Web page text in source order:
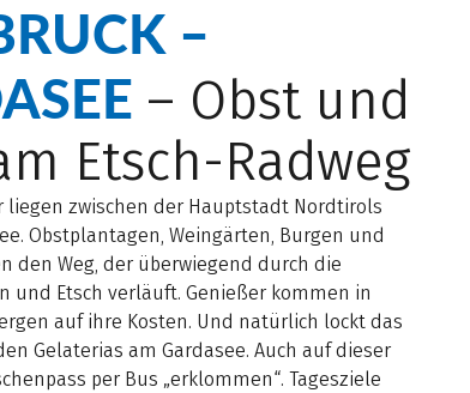
–
– Obst und
Etsch-Radweg
liegen zwischen der Hauptstadt Nordtirols
Obstplantagen, Weingärten, Burgen und
den Weg, der überwiegend durch die
und Etsch verläuft. Genießer kommen in
auf ihre Kosten. Und natürlich lockt das
Gelaterias am Gardasee. Auch auf dieser
per Bus „erklommen“. Tagesziele